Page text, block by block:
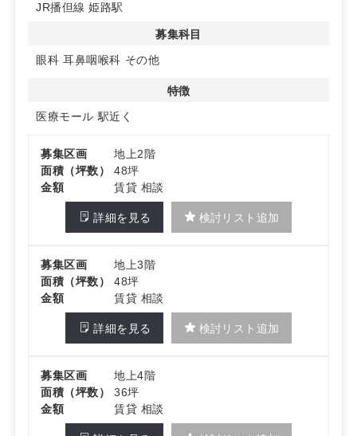
JR播但線 姫路駅
募集科目
眼科 耳鼻咽喉科 その他
特徴
医療モール 駅近く
募集区画
地上2階
面積（坪数）
48坪
金額
賃貸 相談
詳細を見る 検討リスト追加
募集区画
地上3階
面積（坪数）
48坪
金額
賃貸 相談
詳細を見る 検討リスト追加
募集区画
地上4階
面積（坪数）
36坪
金額
賃貸 相談